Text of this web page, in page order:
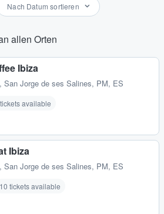
Nach Datum sortieren
allen Orten
Ibiza
, San Jorge de ses Salines, PM, ES
available
Ibiza
, San Jorge de ses Salines, PM, ES
10 tickets available